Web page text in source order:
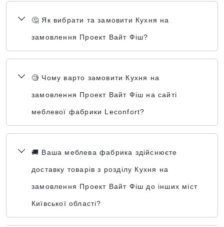
🤔 Як вибрати та замовити Кухня на
замовлення Проект Вайт Фіш?
🧐 Чому варто замовити Кухня на
замовлення Проект Вайт Фіш на сайті
меблевої фабрики Leconfort?
🚚 Ваша меблева фабрика здійснюєте
доставку товарів з розділу Кухня на
замовлення Проект Вайт Фіш до інших міст
Київської області?